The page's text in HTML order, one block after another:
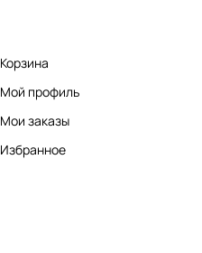
Корзина
Мой профиль
Мои заказы
Избранное